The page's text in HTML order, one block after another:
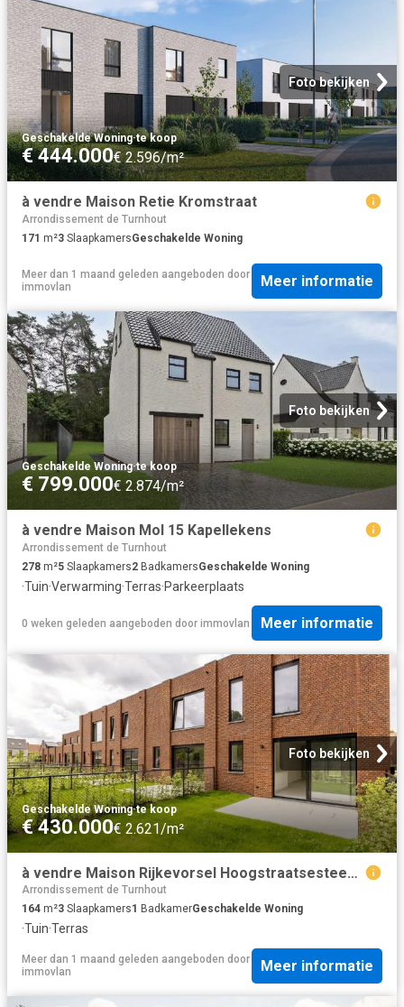
Foto bekijken
Geschakelde Woning·te koop
€ 444.000€ 2.596/m²
à vendre Maison Retie Kromstraat
Arrondissement de Turnhout
171 m²3 SlaapkamersGeschakelde Woning
Meer dan 1 maand geleden aangeboden door
immovlan
Meer informatie
Foto bekijken
Geschakelde Woning·te koop
€ 799.000€ 2.874/m²
à vendre Maison Mol 15 Kapellekens
Arrondissement de Turnhout
278 m²5 Slaapkamers2 BadkamersGeschakelde Woning
·Tuin·Verwarming·Terras·Parkeerplaats
0 weken geleden aangeboden door immovlan Meer informatie
Foto bekijken
Geschakelde Woning·te koop
€ 430.000€ 2.621/m²
à vendre Maison Rijkevorsel Hoogstraatsesteenweg
Arrondissement de Turnhout
164 m²3 Slaapkamers1 BadkamerGeschakelde Woning
·Tuin·Terras
Meer dan 1 maand geleden aangeboden door
immovlan
Meer informatie